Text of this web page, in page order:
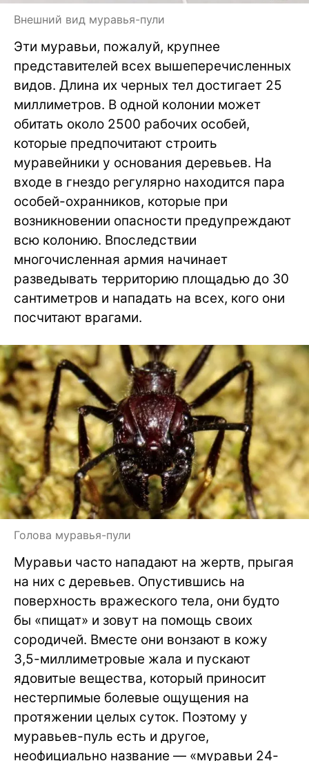
Внешний вид муравья-пули
Эти муравьи, пожалуй, крупнее
представителей всех вышеперечисленных
видов. Длина их черных тел достигает 25
миллиметров. В одной колонии может
обитать около 2500 рабочих особей,
которые предпочитают строить
муравейники у основания деревьев. На
входе в гнездо регулярно находится пара
особей-охранников, которые при
возникновении опасности предупреждают
всю колонию. Впоследствии
многочисленная армия начинает
разведывать территорию площадью до 30
сантиметров и нападать на всех, кого они
посчитают врагами.
Голова муравья-пули
Муравьи часто нападают на жертв, прыгая
на них с деревьев. Опустившись на
поверхность вражеского тела, они будто
бы «пищат» и зовут на помощь своих
сородичей. Вместе они вонзают в кожу
3,5-миллиметровые жала и пускают
ядовитые вещества, который приносит
нестерпимые болевые ощущения на
протяжении целых суток. Поэтому у
муравьев-пуль есть и другое,
неофициально название — «муравьи 24-